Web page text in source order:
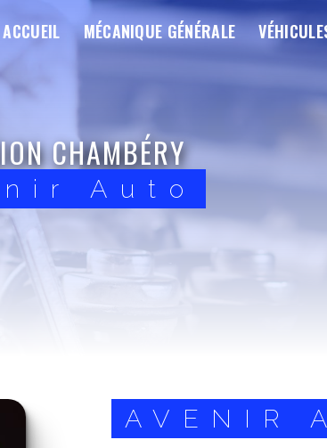
ACCUEIL MÉCANIQUE GÉNÉRALE
CHAMBÉRY
Auto
AVENIR